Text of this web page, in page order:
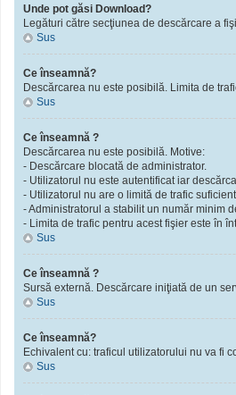
Unde pot găsi Download?
Legături către secţiunea de descărcare a
Sus
Ce înseamnă?
Descărcarea nu este posibilă. Limita de
Sus
Ce înseamnă ?
Descărcarea nu este posibilă. Motive:
- Descărcare blocată de administrator.
- Utilizatorul nu este autentificat iar
- Utilizatorul nu are o limită de trafic
- Administratorul a stabilit un număr minim
- Limita de trafic pentru acest fişier este în
Sus
Ce înseamnă ?
Sursă externă. Descărcare iniţiată de un
Sus
Ce înseamnă?
Echivalent cu: traficul utilizatorului nu va fi
Sus